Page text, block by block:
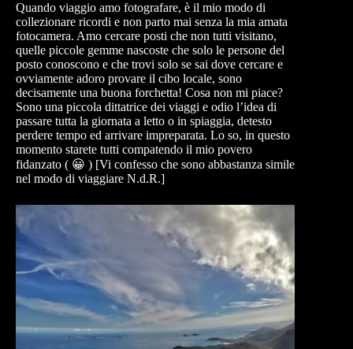
Quando viaggio amo fotografare, è il mio modo di
collezionare ricordi e non parto mai senza la mia amata
fotocamera. Amo cercare posti che non tutti visitano,
quelle piccole gemme nascoste che solo le persone del
posto conoscono e che trovi solo se sai dove cercare e
ovviamente adoro provare il cibo locale, sono
decisamente una buona forchetta! Cosa non mi piace?
Sono una piccola dittatrice dei viaggi e odio l’idea di
passare tutta la giornata a letto o in spiaggia, detesto
perdere tempo ed arrivare impreparata. Lo so, in questo
momento starete tutti compatendo il mio povero
fidanzato ( 😀 ) [Vi confesso che sono abbastanza simile
nel modo di viaggiare N.d.R.]